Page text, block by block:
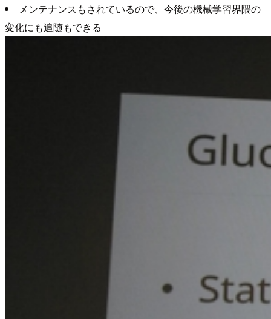
メンテナンスもされているので、今後の機械学習界隈の
変化にも追随もできる